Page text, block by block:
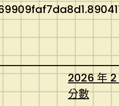
2026 年 2
分數